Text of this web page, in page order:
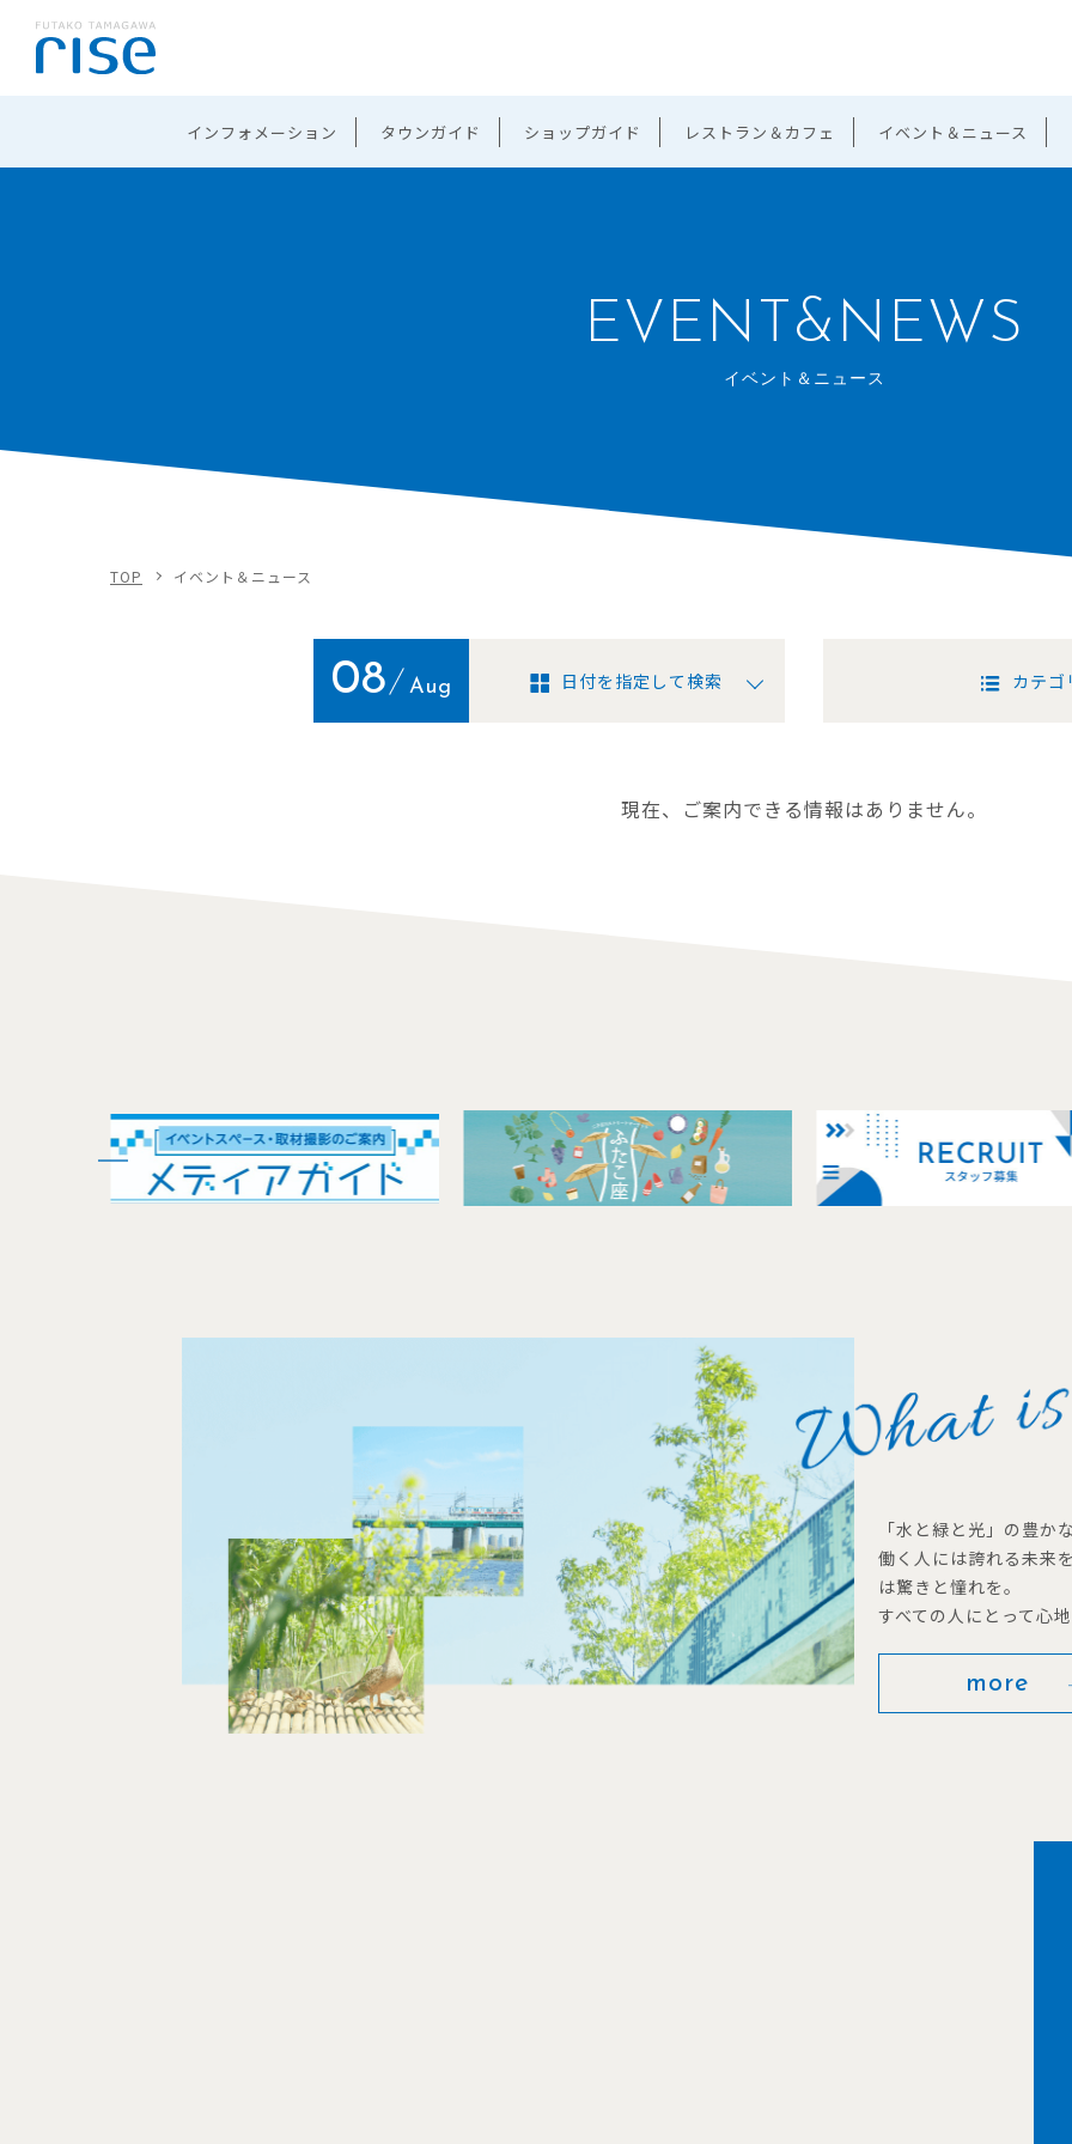
インフォメーション タウンガイド ショップガイド レストラン＆カフェ イベント＆ニュース
EVENT&NEWS
イベント＆ニュース
TOP イベント＆ニュース
08 Aug 日付を指定して検索 カテゴ
現在、ご案内できる情報はありません。
「水と緑と光」の豊
働く人には誇れる未来
は驚きと憧れを。
すべての人にとって心
more